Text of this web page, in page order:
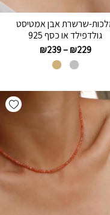
שרשרת אבן אמטיסט
גולדפילד או כסף 925
₪229
–
₪239